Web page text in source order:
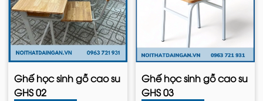
Ghế học sinh gỗ cao su
GHS 02
Ghế học sinh gỗ cao su
GHS 03